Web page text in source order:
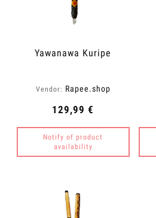
Yawanawa Kuripe
Vendor: Rapee.shop
129,99 €
Notify of product
availability